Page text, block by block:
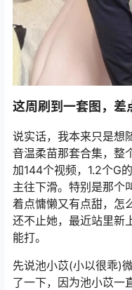
这周刷到一套图，差
说实话，我本来只是想
音温柔苗那套合集，整
加144个视频，1.2个G
主往下滑。特别是那个
着点慵懒又有点甜，怎
还不止她，最近站里新
能打。
先说池小苡(小以很乖)
了一下，因为池小苡一